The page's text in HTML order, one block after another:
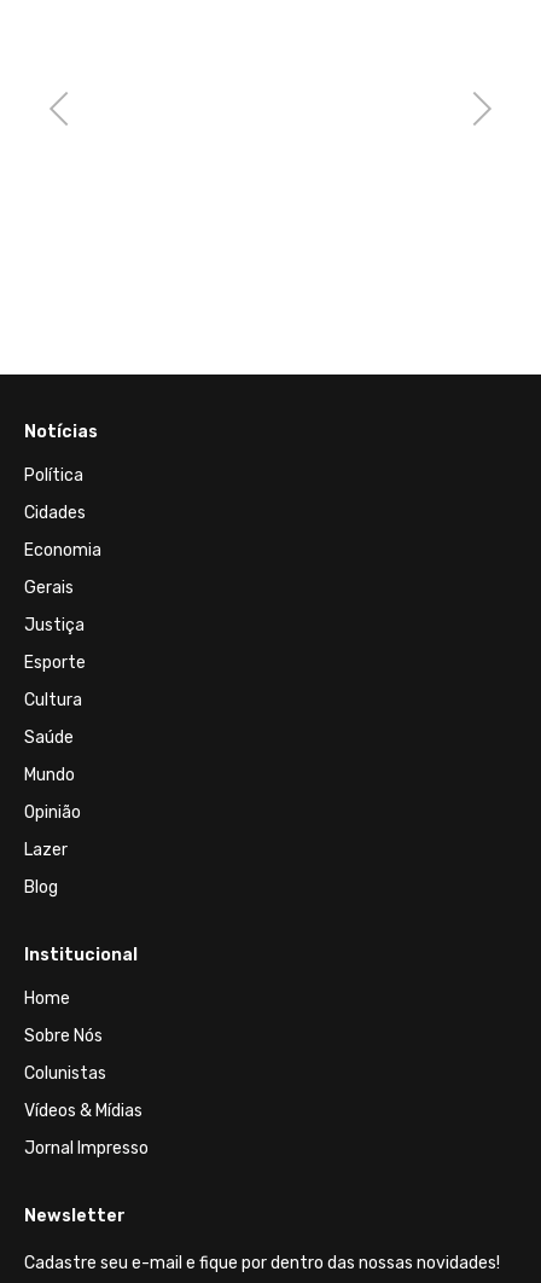
Previous Next
Notícias
Política
Cidades
Economia
Gerais
Justiça
Esporte
Cultura
Saúde
Mundo
Opinião
Lazer
Blog
Institucional
Home
Sobre Nós
Colunistas
Vídeos & Mídias
Jornal Impresso
Newsletter
Cadastre seu e-mail e fique por dentro das nossas novidades!